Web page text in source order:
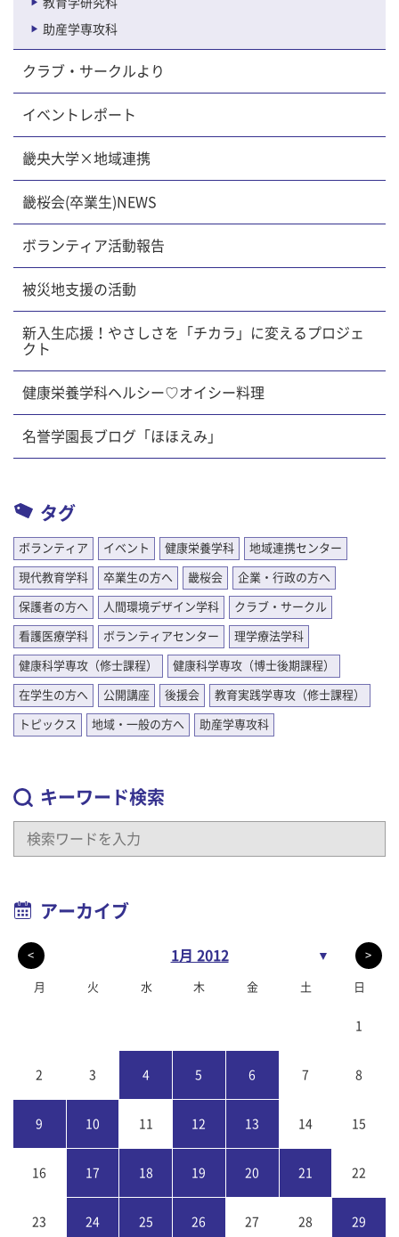
助産学専攻科
クラブ・サークルより
イベントレポート
畿央大学×地域連携
畿桜会(卒業生)NEWS
ボランティア活動報告
被災地支援の活動
新入生応援！やさしさを「チカラ」に変えるプロジェ
クト
健康栄養学科ヘルシー♡オイシー料理
名誉学園長ブログ「ほほえみ」
タグ
ボランティア イベント 健康栄養学科 地域連携センター
現代教育学科 卒業生の方へ 畿桜会 企業・行政の方へ
保護者の方へ 人間環境デザイン学科 クラブ・サークル
看護医療学科 ボランティアセンター 理学療法学科
健康科学専攻（修士課程） 健康科学専攻（博士後期課程）
在学生の方へ 公開講座 後援会 教育実践学専攻（修士課程）
トピックス 地域・一般の方へ 助産学専攻科
キーワード検索
アーカイブ
< 1月 2012 ▼ >
月 火 水 木 金 土 日
1
2 3 4 5 6 7 8
9 10 11 12 13 14 15
16 17 18 19 20 21 22
23 24 25 26 27 28 29